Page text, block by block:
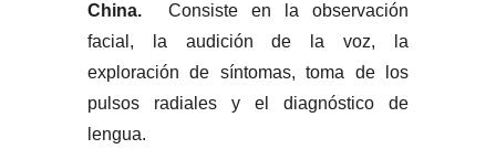
China. Consiste en la observación
facial, la audición de la voz, la
exploración de síntomas, toma de los
pulsos radiales y el diagnóstico de
lengua.